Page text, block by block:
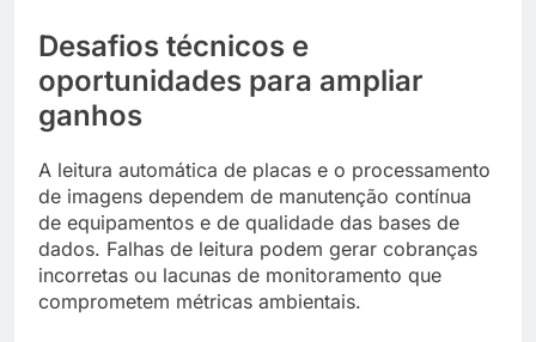
Desafios técnicos e
oportunidades para ampliar
ganhos
A leitura automática de placas e o processamento
de imagens dependem de manutenção contínua
de equipamentos e de qualidade das bases de
dados. Falhas de leitura podem gerar cobranças
incorretas ou lacunas de monitoramento que
comprometem métricas ambientais.